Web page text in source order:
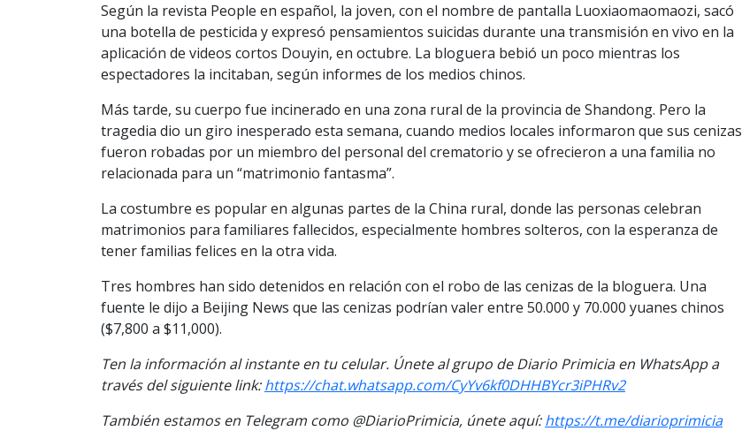
Según la revista People en español, la joven, con el nombre de pantalla Luoxiaomaomaozi, sacó
una botella de pesticida y expresó pensamientos suicidas durante una transmisión en vivo en la
aplicación de videos cortos Douyin, en octubre. La bloguera bebió un poco mientras los
espectadores la incitaban, según informes de los medios chinos.
Más tarde, su cuerpo fue incinerado en una zona rural de la provincia de Shandong. Pero la
tragedia dio un giro inesperado esta semana, cuando medios locales informaron que sus cenizas
fueron robadas por un miembro del personal del crematorio y se ofrecieron a una familia no
relacionada para un “matrimonio fantasma”.
La costumbre es popular en algunas partes de la China rural, donde las personas celebran
matrimonios para familiares fallecidos, especialmente hombres solteros, con la esperanza de
tener familias felices en la otra vida.
Tres hombres han sido detenidos en relación con el robo de las cenizas de la bloguera. Una
fuente le dijo a Beijing News que las cenizas podrían valer entre 50.000 y 70.000 yuanes chinos
($7,800 a $11,000).
Ten la información al instante en tu celular. Únete al grupo de Diario Primicia en WhatsApp a
través del siguiente link:https://chat.whatsapp.com/CyYv6kf0DHHBYcr3iPHRv2
También estamos en Telegram como @DiarioPrimicia, únete aquí:https://t.me/diarioprimicia